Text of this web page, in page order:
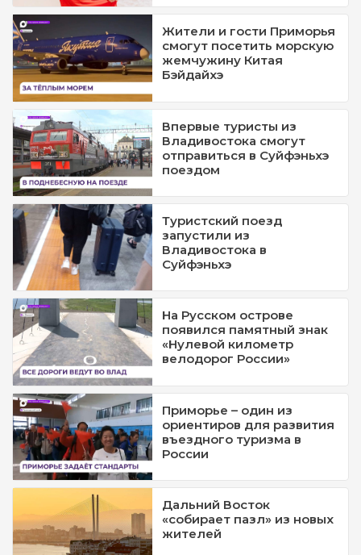
Жители и гости Приморья
смогут посетить морскую
жемчужину Китая
Бэйдайхэ
Впервые туристы из
Владивостока смогут
отправиться в Суйфэньхэ
поездом
Туристский поезд
запустили из
Владивостока в
Суйфэньхэ
На Русском острове
появился памятный знак
«Нулевой километр
велодорог России»
Приморье – один из
ориентиров для развития
въездного туризма в
России
Дальний Восток
«собирает пазл» из новых
жителей